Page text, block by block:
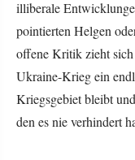
illiberale
pointierten Helgen
offene Kritik zieht sich
Ukraine-Krieg ein
Kriegsgebiet bleibt
den es nie verhindert